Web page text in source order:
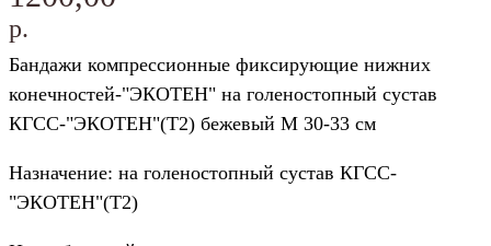
р.
Бандажи компрессионные фиксирующие нижних
конечностей-"ЭКОТЕН" на голеностопный сустав
КГСС-"ЭКОТЕН"(Т2) бежевый M 30-33 см
Назначение: на голеностопный сустав КГСС-
"ЭКОТЕН"(Т2)